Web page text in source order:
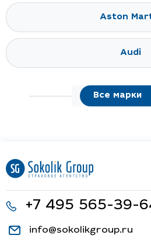
Aston
Audi
Все марки
+7 495 565-39-
info@sokolikgroup.ru